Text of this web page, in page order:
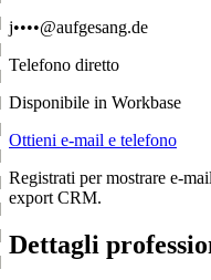
j••••@aufgesang.de
Telefono diretto
Disponibile in Workbase
Ottieni e-mail e telefono
Registrati per mostrare e-
export CRM.
Dettagli